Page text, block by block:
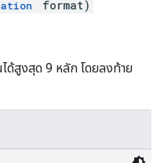
format)
ได้สูงสุด 9 หลัก โดยลงท้าย